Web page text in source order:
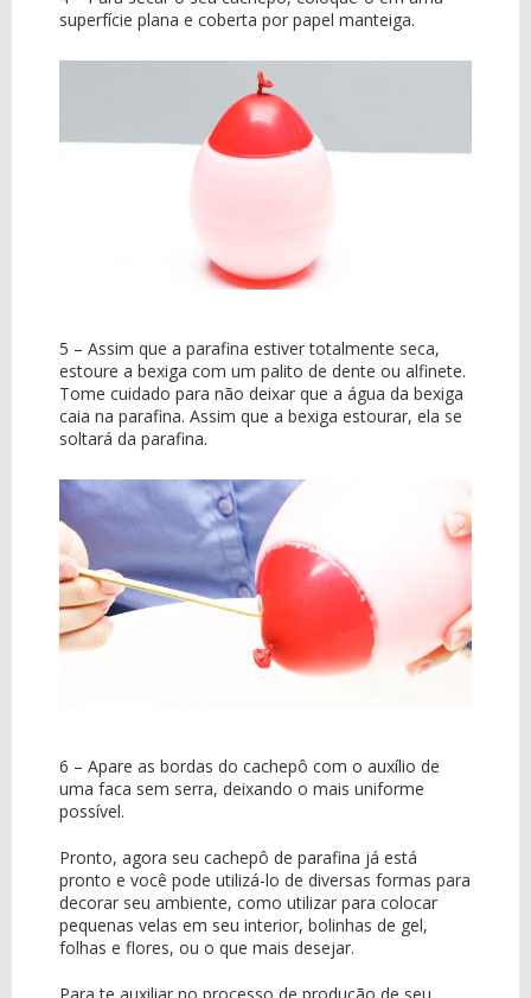
superfície plana e coberta por papel manteiga.
5 – Assim que a parafina estiver totalmente seca,
estoure a bexiga com um palito de dente ou alfinete.
Tome cuidado para não deixar que a água da bexiga
caia na parafina. Assim que a bexiga estourar, ela se
soltará da parafina.
6 – Apare as bordas do cachepô com o auxílio de
uma faca sem serra, deixando o mais uniforme
possível.
Pronto, agora seu cachepô de parafina já está
pronto e você pode utilizá-lo de diversas formas para
decorar seu ambiente, como utilizar para colocar
pequenas velas em seu interior, bolinhas de gel,
folhas e flores, ou o que mais desejar.